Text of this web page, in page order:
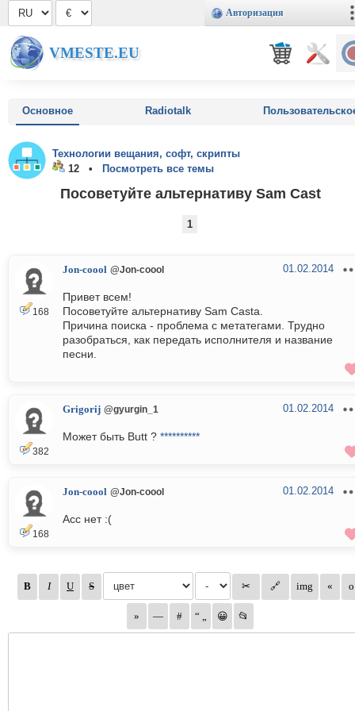
Авторизация
VMESTE.EU
Основное Radiotalk
Технологии вещания, софт, скрипты
12 •
Посмотреть все темы
Посоветуйте альтернативу Sam Cast
1
168
Jon-coool @Jon-coool 01.02.2014
Привет всем!
Посоветуйте альтернативу Sam Castа.
Причина поиска - проблема с метатегами. Трудно
разобраться, как передать исполнителя и название
песни.
382
Grigorij @gyurgin_1 01.02.2014
Может быть Butt ? **********
168
Jon-coool @Jon-coool 01.02.2014
Acc нет :(